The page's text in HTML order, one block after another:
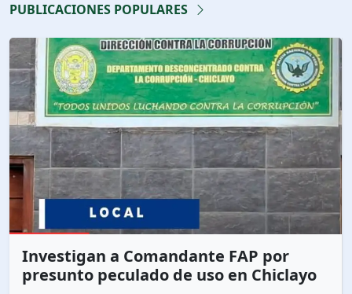
PUBLICACIONES POPULARES
Investigan a Comandante FAP por
presunto peculado de uso en Chiclayo